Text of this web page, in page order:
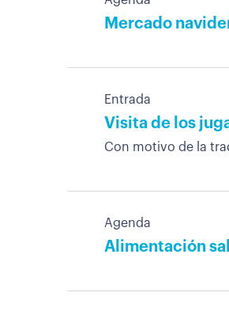
Mercado
Entrada
Visita de los
Con motivo de la
Agenda
Alimentación